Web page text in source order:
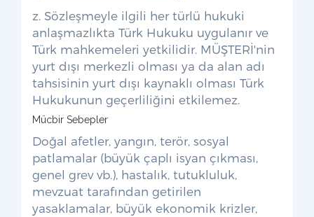
z. Sözleşmeyle ilgili her türlü hukuki
anlaşmazlıkta Türk Hukuku uygulanır ve
Türk mahkemeleri yetkilidir. MÜŞTERİ'nin
yurt dışı merkezli olması ya da alan adı
tahsisinin yurt dışı kaynaklı olması Türk
Hukukunun geçerliliğini etkilemez.
Mücbir Sebepler
Doğal afetler, yangın, terör, sosyal
patlamalar (büyük çaplı isyan çıkması,
genel grev vb.), hastalık, tutukluluk,
mevzuat tarafından getirilen
yasaklamalar, büyük ekonomik krizler,